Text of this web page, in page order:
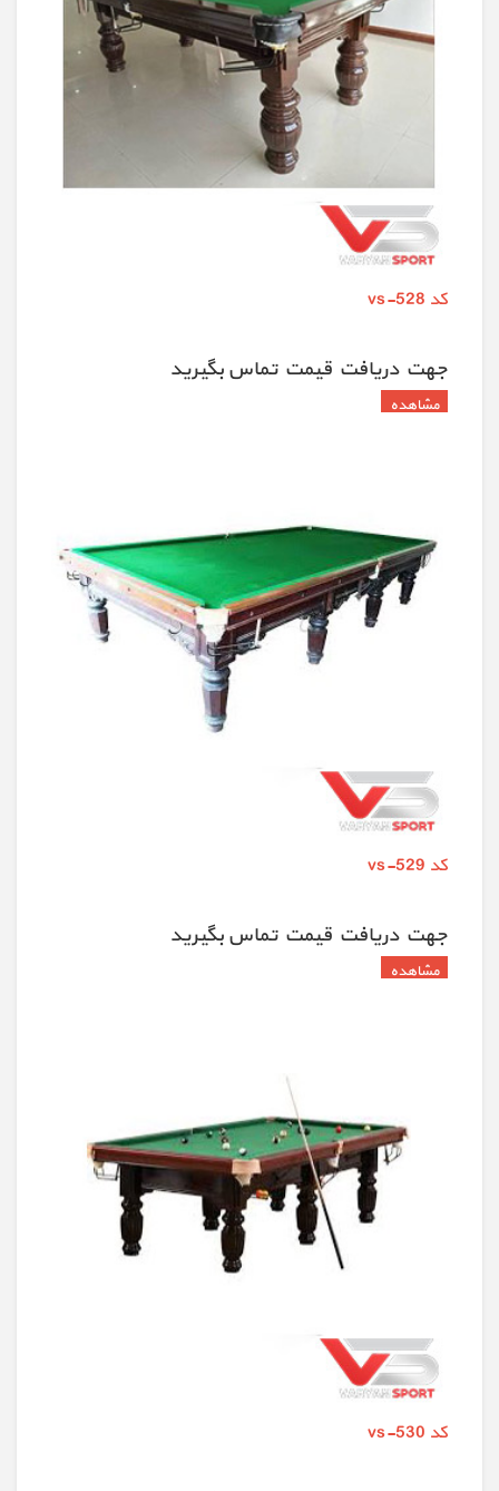
کد vs-528
جهت دريافت قيمت تماس بگيريد
کد vs-529
جهت دريافت قيمت تماس بگيريد
کد vs-530